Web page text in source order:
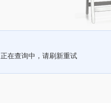
正在查询中，请刷新重试